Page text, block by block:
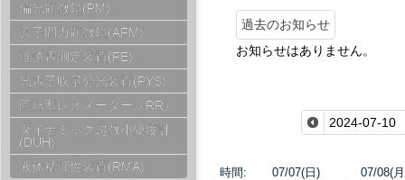
偏光顕微鏡(PM)
原子間力顕微鏡(AFM)
強誘電測定装置(FE)
光電子収量分光装置(PYS)
回転型レオメーター（RR）
ダイナミック超微小硬度計
(DUH)
液体粘弾性装置(RMA)
過去のお知らせ
お知らせはありません。
時間: 07/07(日) 07/08(